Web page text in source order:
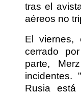
tras el
aéreos no
El viernes,
cerrado
parte,
incidentes.
Rusia